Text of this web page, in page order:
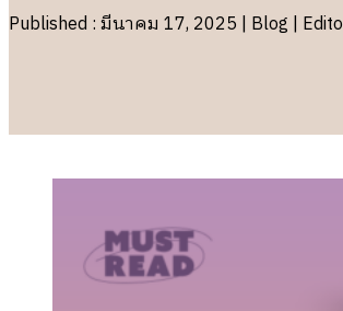
Published : มีนาคม 17, 2025 | Blog |